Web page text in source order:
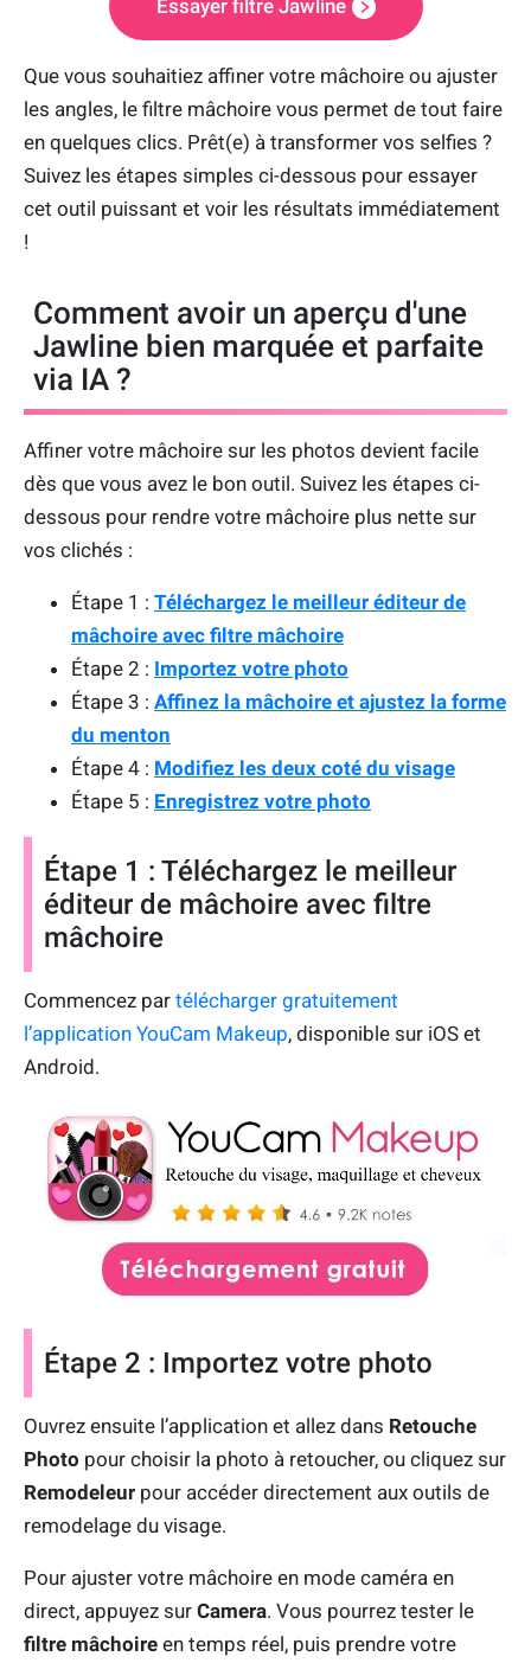
Essayer filtre Jawline
Que vous souhaitiez affiner votre mâchoire ou ajuster
les angles, le filtre mâchoire vous permet de tout faire
en quelques clics. Prêt(e) à transformer vos selfies ?
Suivez les étapes simples ci-dessous pour essayer
cet outil puissant et voir les résultats immédiatement
!
Comment avoir un aperçu d'une
Jawline bien marquée et parfaite
via IA ?
Affiner votre mâchoire sur les photos devient facile
dès que vous avez le bon outil. Suivez les étapes ci-
dessous pour rendre votre mâchoire plus nette sur
vos clichés :
Étape 1 : Téléchargez le meilleur éditeur de
mâchoire avec filtre mâchoire
Étape 2 : Importez votre photo
Étape 3 : Affinez la mâchoire et ajustez la forme
du menton
Étape 4 : Modifiez les deux coté du visage
Étape 5 : Enregistrez votre photo
Étape 1 : Téléchargez le meilleur
éditeur de mâchoire avec filtre
mâchoire
Commencez par télécharger gratuitement
l’application YouCam Makeup, disponible sur iOS et
Android.
Étape 2 : Importez votre photo
Ouvrez ensuite l’application et allez dans Retouche
Photo pour choisir la photo à retoucher, ou cliquez sur
Remodeleur pour accéder directement aux outils de
remodelage du visage.
Pour ajuster votre mâchoire en mode caméra en
direct, appuyez sur Camera. Vous pourrez tester le
filtre mâchoire en temps réel, puis prendre votre